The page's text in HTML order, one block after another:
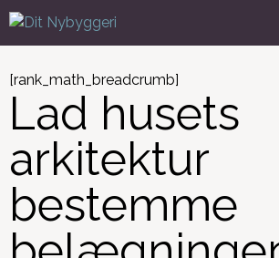
[rank_math_breadcrumb]
Lad husets
arkitektur
bestemme